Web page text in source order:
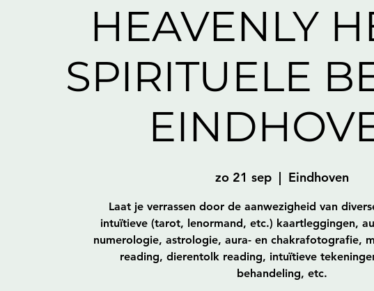
HEAVENLY
SPIRITUELE
zo 21 sep
  |
Eindhoven
Laat je verrassen door de aanwezigheid van
intuïtieve (tarot, lenormand, etc.) kaartleggingen,
numerologie, astrologie, aura- en chakrafotografie,
reading, dierentolk reading, intuïtieve
behandeling, etc.